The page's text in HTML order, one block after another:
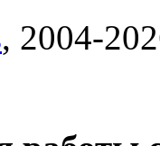
, 2004-